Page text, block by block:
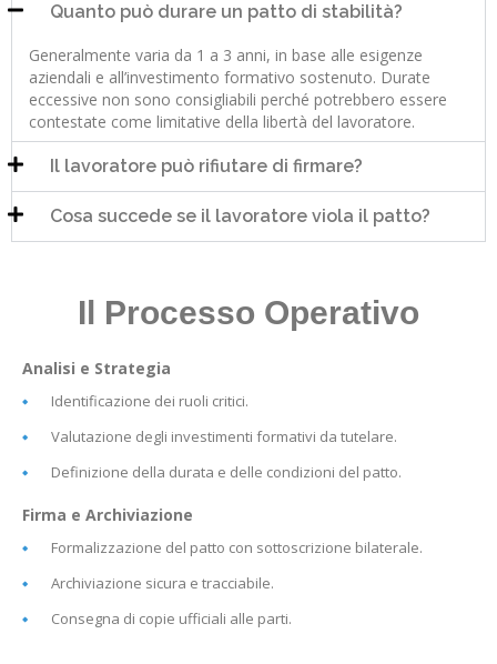
Quanto può durare un patto di stabilità?
Generalmente varia da 1 a 3 anni, in base alle esigenze
aziendali e all’investimento formativo sostenuto. Durate
eccessive non sono consigliabili perché potrebbero essere
contestate come limitative della libertà del lavoratore.
Il lavoratore può rifiutare di firmare?
Cosa succede se il lavoratore viola il patto?
Il Processo Operativo
Analisi e Strategia
Identificazione dei ruoli critici.
Valutazione degli investimenti formativi da tutelare.
Definizione della durata e delle condizioni del patto.
Firma e Archiviazione
Formalizzazione del patto con sottoscrizione bilaterale.
Archiviazione sicura e tracciabile.
Consegna di copie ufficiali alle parti.